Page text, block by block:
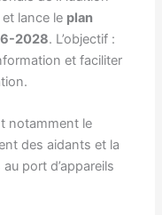
lance le plan
2028. L’objectif :
et faciliter
notamment le
des aidants et la
port d’appareils